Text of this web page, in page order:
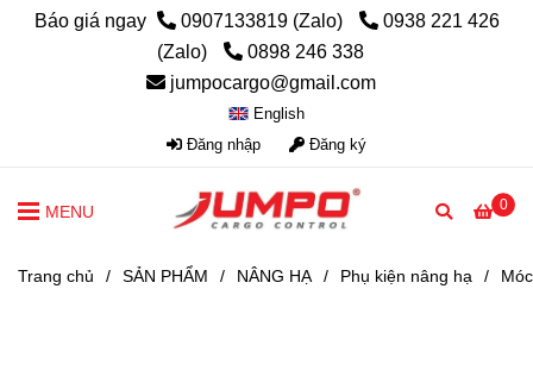
Báo giá ngay 0907133819 (Zalo)
0938 221 426
(Zalo)
0898 246 338
jumpocargo@gmail.com
English
Đăng nhập
Đăng ký
0
MENU
Trang chủ / SẢN PHẨM / NÂNG HẠ / Phụ kiện nâng hạ /